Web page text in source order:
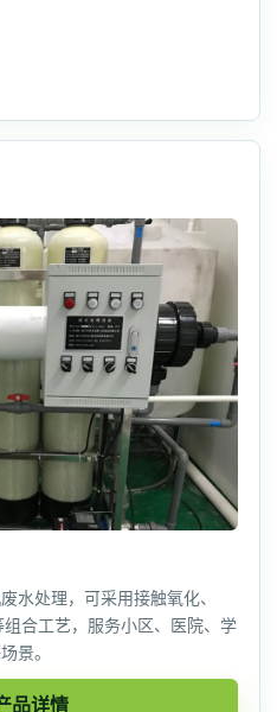
水处理，可采用接触氧化、
合工艺，服务小区、医院、学
景。
品详情